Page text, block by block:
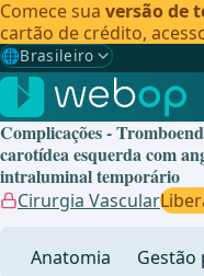
Comece sua versão de
cartão de crédito,
🌐Brasileiro
Gewählte Sprache:
🇩🇪 Alemão
🇬🇧Inglês
🇪🇸 Espanhol
Complicações -
carotídea esquerda com
intraluminal temporário
Cirurgia Vascular
Anatomia